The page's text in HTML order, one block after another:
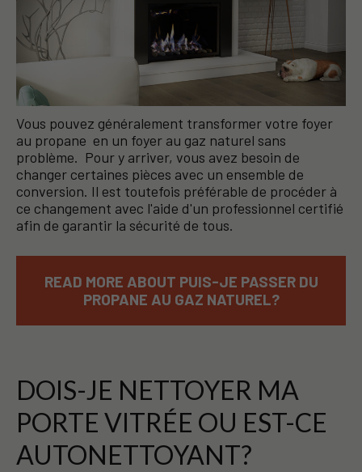
Vous pouvez généralement transformer votre foyer
au propane en un foyer au gaz naturel sans
problème. Pour y arriver, vous avez besoin de
changer certaines pièces avec un ensemble de
conversion. Il est toutefois préférable de procéder à
ce changement avec l'aide d'un professionnel certifié
afin de garantir la sécurité de tous.
READ MORE ABOUT PUIS-JE PASSER DU
PROPANE AU GAZ NATUREL?
DOIS-JE NETTOYER MA
PORTE VITRÉE OU EST-CE
AUTONETTOYANT?